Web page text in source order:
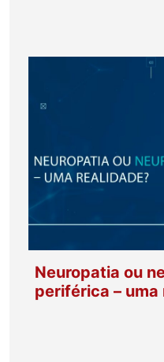
Neuropatia ou
periférica – uma